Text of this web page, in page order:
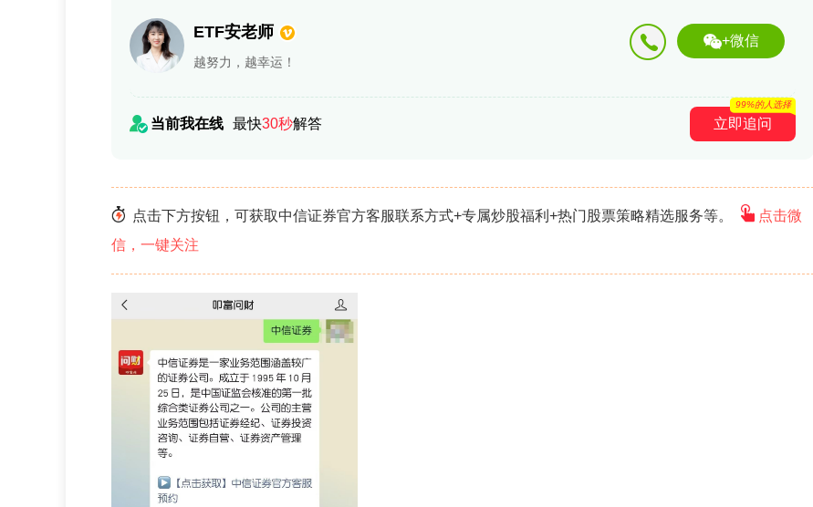
ETF安老师
越努力，越幸运！
+微信
当前我在线 最快30秒解答 立即追问
99%的人选择
点击下方按钮，可获取中信证券官方客服联系方式+专属炒股福利+热门股票策略精选服务等。
点击微
信，一键关注